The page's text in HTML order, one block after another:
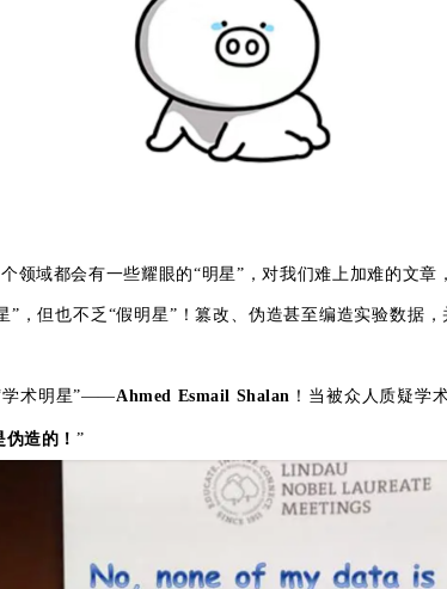
领域都会有一些耀眼的“明星”，对我们难上加难的文章
”，但也不乏“假明星”！篡改、伪造甚至编造实验数据
学术明星”——Ahmed Esmail Shalan ！当被众人质疑学
造的！ ”